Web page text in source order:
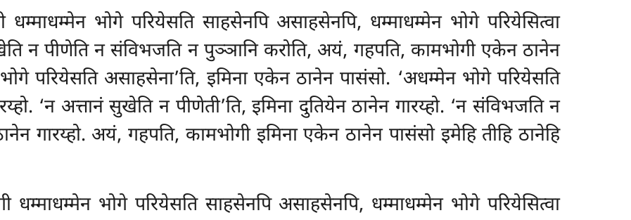
धम्माधम्मेन भोगे परियेसति साहसेनपि असाहसेनपि, धम्माधम्मेन भोगे परियेसित्वा
न पीणेति न संविभजति न पुञ्ञानि करोति, अयं, गहपति, कामभोगी एकेन ठानेन
भोगे परियेसति असाहसेना’ति, इमिना एकेन ठानेन पासंसो. ‘अधम्मेन भोगे परियेसति
‘न अत्तानं सुखेति न पीणेती’ति, इमिना दुतियेन ठानेन गारय्हो. ‘न संविभजति न
गारय्हो. अयं, गहपति, कामभोगी इमिना एकेन ठानेन पासंसो इमेहि तीहि ठानेहि
धम्माधम्मेन भोगे परियेसति साहसेनपि असाहसेनपि, धम्माधम्मेन भोगे परियेसित्वा